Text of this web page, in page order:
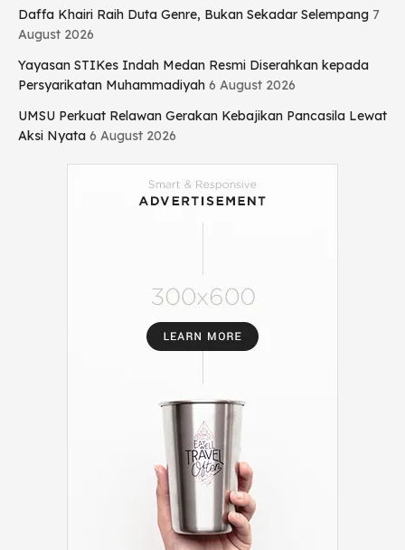
Daffa Khairi Raih Duta Genre, Bukan Sekadar Selempang 7
August 2026
Yayasan STIKes Indah Medan Resmi Diserahkan kepada
Persyarikatan Muhammadiyah 6 August 2026
UMSU Perkuat Relawan Gerakan Kebajikan Pancasila Lewat
Aksi Nyata 6 August 2026